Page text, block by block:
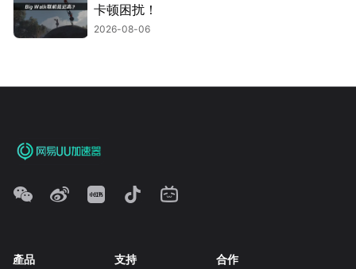
卡顿困扰！
2026-08-06
產品 支持 合作